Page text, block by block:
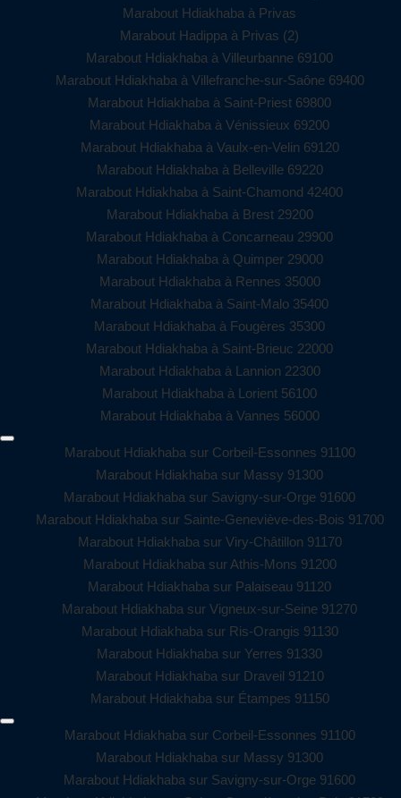
Marabout Hdiakhaba à Privas
Marabout Hadippa à Privas (2)
Marabout Hdiakhaba à Villeurbanne 69100
Marabout Hdiakhaba à Villefranche-sur-Saône 69400
Marabout Hdiakhaba à Saint-Priest 69800
Marabout Hdiakhaba à Vénissieux 69200
Marabout Hdiakhaba à Vaulx-en-Velin 69120
Marabout Hdiakhaba à Belleville 69220
Marabout Hdiakhaba à Saint-Chamond 42400
Marabout Hdiakhaba à Brest 29200
Marabout Hdiakhaba à Concarneau 29900
Marabout Hdiakhaba à Quimper 29000
Marabout Hdiakhaba à Rennes 35000
Marabout Hdiakhaba à Saint-Malo 35400
Marabout Hdiakhaba à Fougères 35300
Marabout Hdiakhaba à Saint-Brieuc 22000
Marabout Hdiakhaba à Lannion 22300
Marabout Hdiakhaba à Lorient 56100
Marabout Hdiakhaba à Vannes 56000
Marabout Hdiakhaba sur Corbeil-Essonnes 91100
Marabout Hdiakhaba sur Massy 91300
Marabout Hdiakhaba sur Savigny-sur-Orge 91600
Marabout Hdiakhaba sur Sainte-Geneviève-des-Bois 91700
Marabout Hdiakhaba sur Viry-Châtillon 91170
Marabout Hdiakhaba sur Athis-Mons 91200
Marabout Hdiakhaba sur Palaiseau 91120
Marabout Hdiakhaba sur Vigneux-sur-Seine 91270
Marabout Hdiakhaba sur Ris-Orangis 91130
Marabout Hdiakhaba sur Yerres 91330
Marabout Hdiakhaba sur Draveil 91210
Marabout Hdiakhaba sur Étampes 91150
Marabout Hdiakhaba sur Corbeil-Essonnes 91100
Marabout Hdiakhaba sur Massy 91300
Marabout Hdiakhaba sur Savigny-sur-Orge 91600